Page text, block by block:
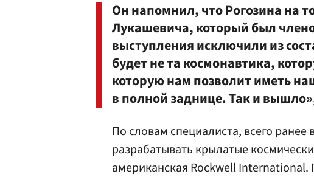
Он напомнил, что Рогозина на
Лукашевича, который был
выступления исключили из
будет не та космонавтика,
которую нам позволит иметь
в полной заднице. Так и
По словам специалиста, всего
разрабатывать крылатые
американская Rockwell International.